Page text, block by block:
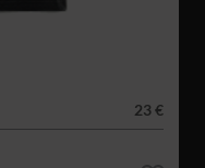
23 €